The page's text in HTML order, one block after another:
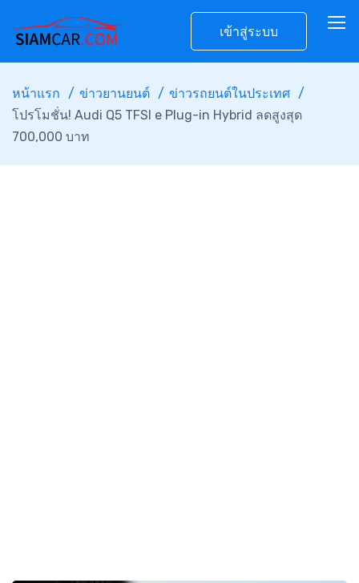
เข้าสู่ระบบ
หน้าแรก ข่าวยานยนต์
ข่าวรถยนต์ในประเทศ
โปรโมชั่น! Audi Q5 TFSI e Plug-in Hybrid ลดสูงสุด
700,000 บาท